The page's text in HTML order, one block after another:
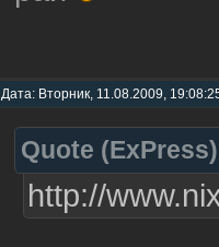
Дата: Вторник, 11.08.2009,
Quote (ExPress)
http://